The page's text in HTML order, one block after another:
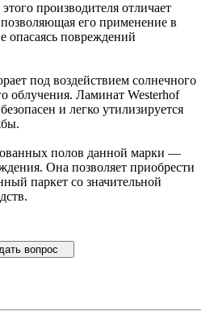
производителя отличает
его применение в
опасаясь повреждений
под воздействием солнечного
облучения. Ламинат Westerhof
и легко утилизируется
полов данной марки —
Она позволяет приобрести
паркет со значительной
вопрос